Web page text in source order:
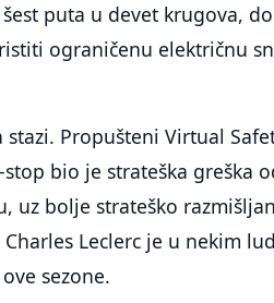
puta u devet krugova,
ograničenu električnu
Propušteni Virtual
bio je strateška greška
uz bolje strateško
Leclerc je u nekim
sezone.